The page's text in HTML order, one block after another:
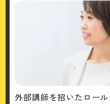
外部講師を招いたロー